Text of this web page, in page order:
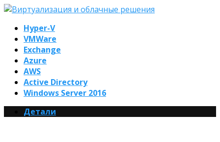
Hyper-V
VMWare
Exchange
Azure
AWS
Active Directory
Windows Server 2016
Детали